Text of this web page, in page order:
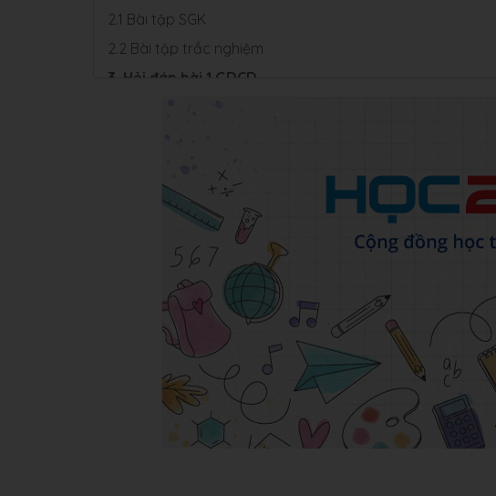
2.1 Bài tập SGK
2.2 Bài tập trắc nghiệm
3. Hỏi đáp bài 1 GDCD